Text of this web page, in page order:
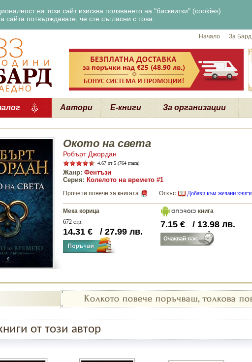
на този сайт изисква ползването на "бисквитки" (cookies).
сайта потвърждавате, че сте съгласни с това.
Начало За Бард
Автори Е-книги За организации
Окото на света
Робърт Джордан
4.67 от 5 (764 гласа)
Жанр: Фентъзи
Серия: Колелото на времето #1
Прочети повече за книгата Откъс Добави към желани книги
Мека корица
672 стр.
14.31 € / 27.99 лв.
книга
7.15 € / 13.98 лв.
от този автор